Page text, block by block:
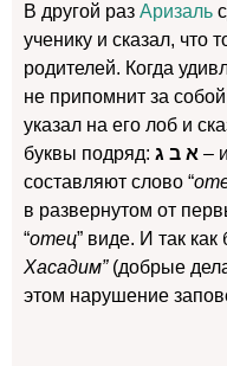
В другой раз Аризаль
ученику и сказал, что
родителей. Когда
не припомнит за
указал на его лоб и
буквы подряд: א ב ג –
составляют слово “
в развернутом от
“отец” виде. И так как
Хасадим”(добрые
этом нарушение